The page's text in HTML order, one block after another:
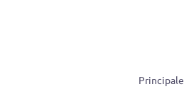
Principale